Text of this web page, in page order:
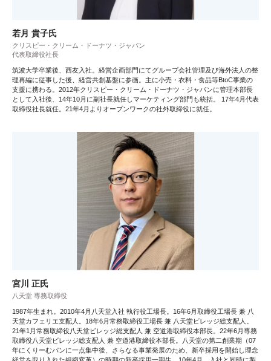
若月 貴子氏
クリスピー・クリーム・ドーナツ・ジャパン
代表取締役社長
筑波大学卒業後、西友入社。経営企画部門にてグループ会社管理及び海外法人の整
理再編に従事した後、経営共創基盤に参画。主に小売・衣料・食品等BtoC事業の
支援に携わる。2012年クリスピー・クリーム・ドーナツ・ジャパンに管理本部長
として入社後、14年10月に副社長就任しマーケティング部門も統括。 17年4月代表
取締役社長就任。21年4月よりオープンワークの社外取締役に就任。
宮川 正氏
八天堂 専務取締役
1987年生まれ。2010年4月八天堂入社 執行役工場長。16年6月取締役工場長 兼 八
天堂カフェリエ支配人。18年6月常務取締役工場長 兼 八天堂ビレッジ総支配人。
21年1月常務取締役八天堂ビレッジ総支配人 兼 空道港取締役本部長。22年6月専務
取締役八天堂ビレッジ総支配人 兼 空道港取締役本部長。八天堂の第二創業期（07
年にくりーむパンに一点集中後、さらなる事業発展のため、新卒採用を開始し理念